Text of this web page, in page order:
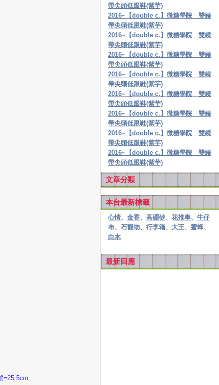
=25.5cm
帶尖頭低跟鞋(紫芋)
2016~【double c.】微糖學院 雙繞
帶尖頭低跟鞋(紫芋)
2016~【double c.】微糖學院 雙繞
帶尖頭低跟鞋(紫芋)
2016~【double c.】微糖學院 雙繞
帶尖頭低跟鞋(紫芋)
2016~【double c.】微糖學院 雙繞
帶尖頭低跟鞋(紫芋)
2016~【double c.】微糖學院 雙繞
帶尖頭低跟鞋(紫芋)
2016~【double c.】微糖學院 雙繞
帶尖頭低跟鞋(紫芋)
2016~【double c.】微糖學院 雙繞
帶尖頭低跟鞋(紫芋)
2016~【double c.】微糖學院 雙繞
帶尖頭低跟鞋(紫芋)
文章分類
本台最新標籤
心情、金香、高硼矽、花推車、牛仔
布、石寵物、行李箱、 大王、蜜蜂、
白木
最新回應